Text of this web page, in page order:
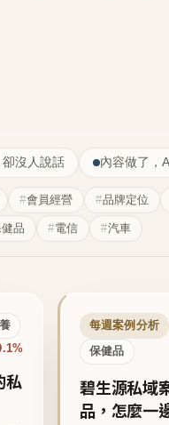
沒人說話 內容做了，
會員經營 品牌定位
品 電信 汽車
私
每週案例分析
保健品
碧生源私域
品，怎麼一